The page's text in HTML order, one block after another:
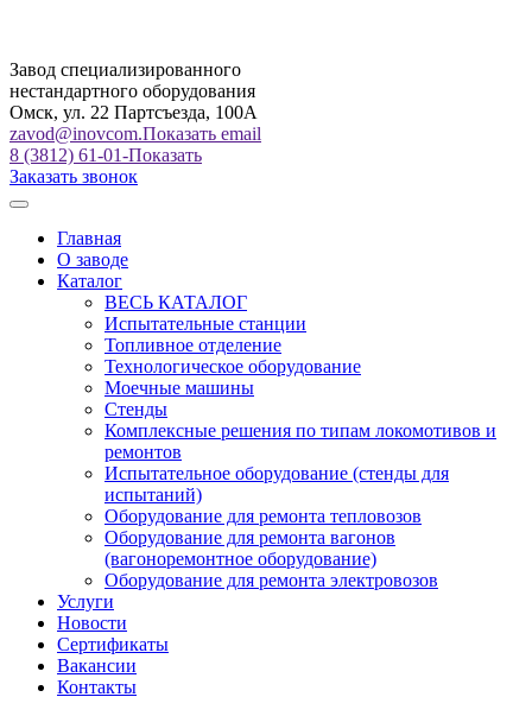
Завод специализированного
нестандартного оборудования
Омск, ул. 22 Партсъезда, 100А
zavod@inovcom.Показать email
8 (3812) 61-01-Показать
Заказать звонок
Главная
О заводе
Каталог
ВЕСЬ КАТАЛОГ
Испытательные станции
Топливное отделение
Технологическое оборудование
Моечные машины
Стенды
Комплексные решения по типам локомотивов и
ремонтов
Испытательное оборудование (стенды для
испытаний)
Оборудование для ремонта тепловозов
Оборудование для ремонта вагонов
(вагоноремонтное оборудование)
Оборудование для ремонта электровозов
Услуги
Новости
Сертификаты
Вакансии
Контакты